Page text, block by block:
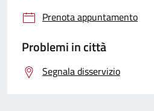
Prenota appuntamento
Problemi in città
Segnala disservizio